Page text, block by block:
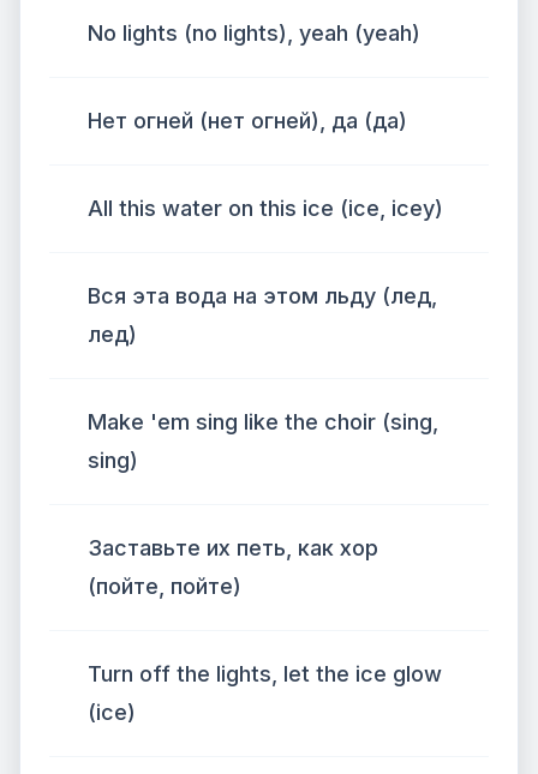
No lights (no lights), yeah (yeah)
Нет огней (нет огней), да (да)
All this water on this ice (ice, icey)
Вся эта вода на этом льду (лед,
лед)
Make 'em sing like the choir (sing,
sing)
Заставьте их петь, как хор
(пойте, пойте)
Turn off the lights, let the ice glow
(ice)